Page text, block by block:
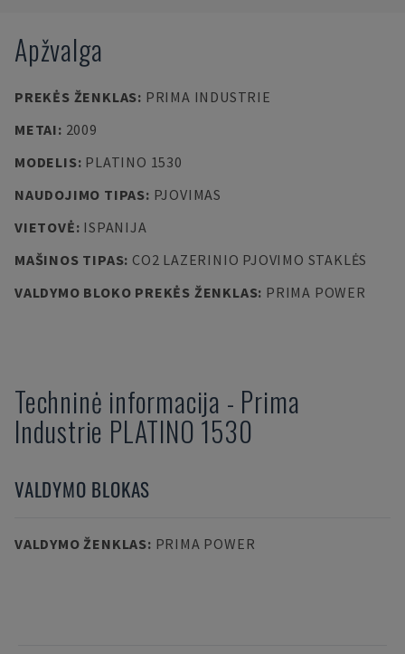
Apžvalga
PREKĖS ŽENKLAS: PRIMA INDUSTRIE
METAI: 2009
MODELIS: PLATINO 1530
NAUDOJIMO TIPAS: PJOVIMAS
VIETOVĖ: ISPANIJA
MAŠINOS TIPAS: CO2 LAZERINIO PJOVIMO STAKLĖS
VALDYMO BLOKO PREKĖS ŽENKLAS: PRIMA POWER
Techninė informacija - Prima
Industrie PLATINO 1530
VALDYMO BLOKAS
VALDYMO ŽENKLAS: PRIMA POWER